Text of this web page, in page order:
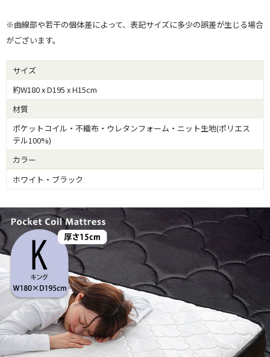
※曲線部や若干の個体差によって、表記サイズに多少の誤差が生じる場合
がございます。
サイズ
約W180 x D195 x H15cm
材質
ポケットコイル・不織布・ウレタンフォーム・ニット生地(ポリエス
テル100%)
カラー
ホワイト・ブラック